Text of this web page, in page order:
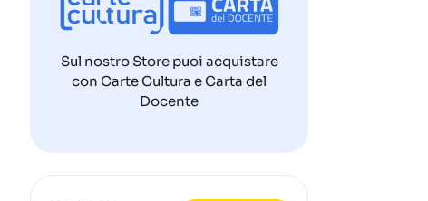
Sul nostro Store puoi acquistare
con Carte Cultura e Carta del
Docente